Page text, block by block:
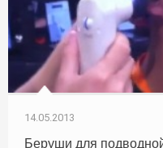
14.05.2013
Беруши для